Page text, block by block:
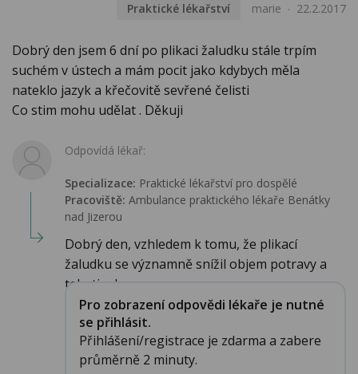
Praktické lékařství marie 22.2.2017
Dobrý den jsem 6 dní po plikaci žaludku stále trpím
suchém v ústech a mám pocit jako kdybych měla
nateklo jazyk a křečovitě sevřené čelisti
Co stim mohu udělat . Děkuji
Odpovídá lékař:
Specializace: Praktické lékařství pro dospělé
Pracoviště: Ambulance praktického lékaře Benátky
nad Jizerou
Dobrý den, vzhledem k tomu, že plikací
žaludku se významně snížil objem potravy a
tekutin, k...
Pro zobrazení odpovědi lékaře je nutné
se přihlásit.
Přihlášení/registrace je zdarma a zabere
průměrně 2 minuty.